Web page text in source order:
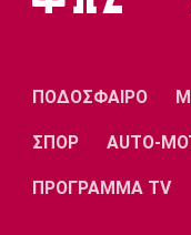
Εθνικές Μπάσκετ
19:30
Μπάσκετ Ελλάδα
19:15
ΠΟΔΟΣΦΑΙΡΟ
ΣΠΟΡ AUTO-
ΠΡΟΓΡΑΜΜΑ TV